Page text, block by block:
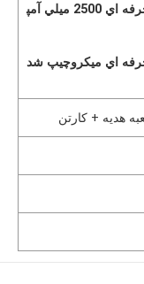
دستگاه برش موي حرفه اي 2500 ميلي آمپ
اي ميكروچيپ شد
هدیه + کارتن